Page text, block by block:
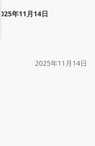
2025年11月14日
2025年11月14日